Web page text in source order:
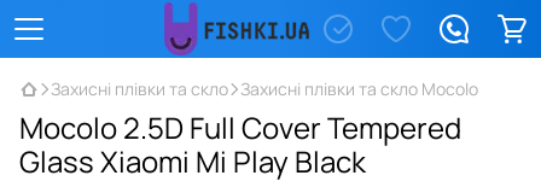
Захисні плівки та скло Захисні плівки та скло Mocolo
Mocolo 2.5D Full Cover Tempered
Glass Xiaomi Mi Play Black